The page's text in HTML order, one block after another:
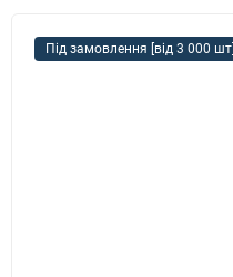
Під замовлення [від 3 000 шт]